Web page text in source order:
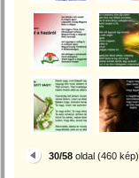
30/58 oldal (460 kép)